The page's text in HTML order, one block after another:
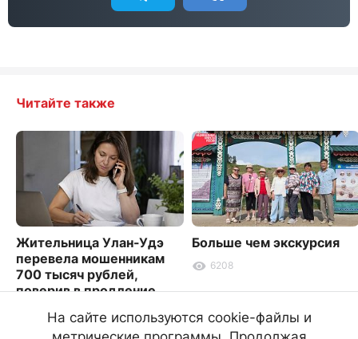
Читайте также
Жительница Улан-Удэ
перевела мошенникам
700 тысяч рублей,
поверив в продление
Больше чем экскурсия
6208
На сайте используются cookie-файлы и